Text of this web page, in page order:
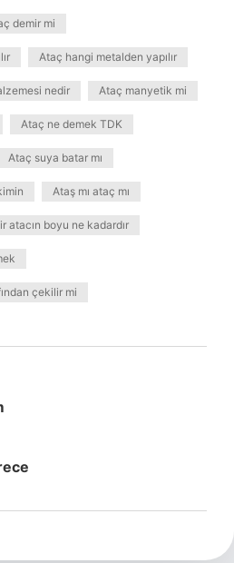
demir mi
Ataç hangi metalden yapılır
nedir Ataç manyetik mi
Ataç ne demek TDK
Ataç suya batar mı
Ataş mı ataç mı
atacın boyu ne kadardır
çekilir mi